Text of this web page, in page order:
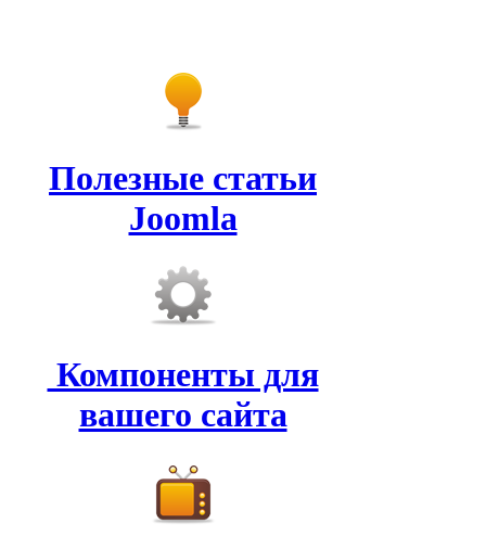
Полезные статьи
Joomla
Компоненты для
вашего сайта